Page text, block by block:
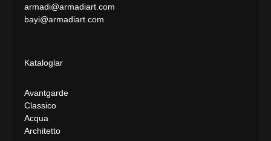
armadi@armadiart.com
bayi@armadiart.com
Kataloglar
Avantgarde
Classico
Acqua
Architetto